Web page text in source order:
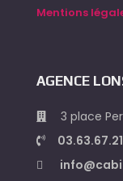
Mentions
AGENCE
3 place